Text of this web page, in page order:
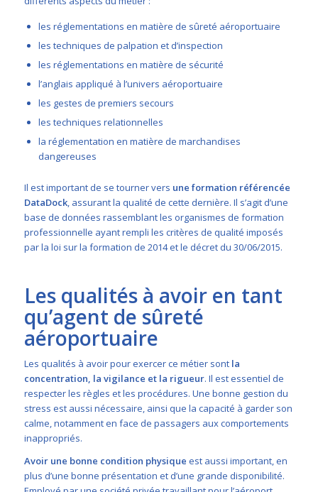
les réglementations en matière de sûreté aéroportuaire
les techniques de palpation et d’inspection
les réglementations en matière de sécurité
l’anglais appliqué à l’univers aéroportuaire
les gestes de premiers secours
les techniques relationnelles
la réglementation en matière de marchandises
dangereuses
Il est important de se tourner vers une formation référencée
DataDock, assurant la qualité de cette dernière. Il s’agit d’une
base de données rassemblant les organismes de formation
professionnelle ayant rempli les critères de qualité imposés
par la loi sur la formation de 2014 et le décret du 30/06/2015.
Les qualités à avoir en tant
qu’agent de sûreté
aéroportuaire
Les qualités à avoir pour exercer ce métier sont la
concentration, la vigilance et la rigueur. Il est essentiel de
respecter les règles et les procédures. Une bonne gestion du
stress est aussi nécessaire, ainsi que la capacité à garder son
calme, notamment en face de passagers aux comportements
inappropriés.
Avoir une bonne condition physique est aussi important, en
plus d’une bonne présentation et d’une grande disponibilité.